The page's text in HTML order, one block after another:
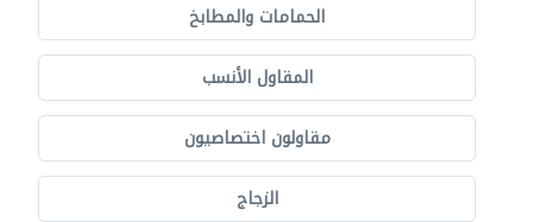
الحمامات والمطابخ
المقاول الأنسب
مقاولون اختصاصيون
الزجاج